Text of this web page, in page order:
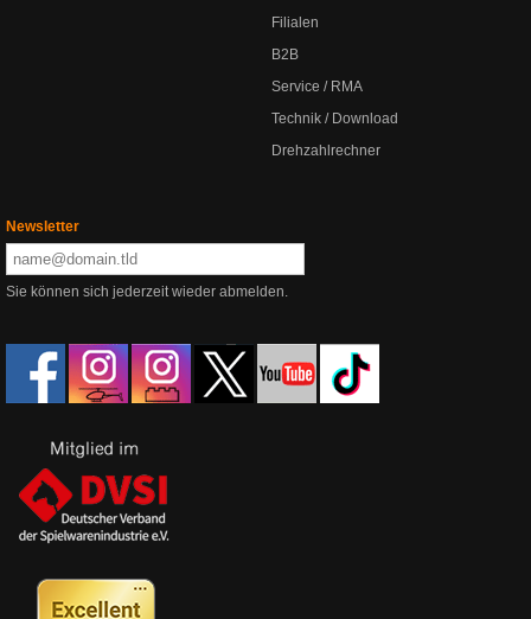
Filialen
B2B
Service / RMA
Technik / Download
Drehzahlrechner
Newsletter
Sie können sich jederzeit wieder abmelden.